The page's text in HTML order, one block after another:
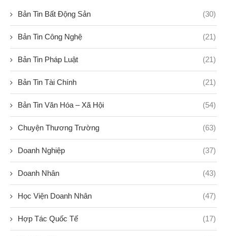
Bản Tin Bất Động Sản (30)
Bản Tin Công Nghệ (21)
Bản Tin Pháp Luật (21)
Bản Tin Tài Chính (21)
Bản Tin Văn Hóa – Xã Hội (54)
Chuyện Thương Trường (63)
Doanh Nghiệp (37)
Doanh Nhân (43)
Học Viện Doanh Nhân (47)
Hợp Tác Quốc Tế (17)